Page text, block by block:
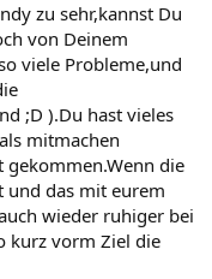
zu sehr,kannst Du
von Deinem
viele Probleme,und
;D ).Du hast vieles
mitmachen
gekommen.Wenn die
und das mit eurem
wieder ruhiger bei
kurz vorm Ziel die